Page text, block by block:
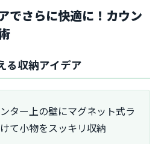
でさらに快適に！カウン
る収納アイデア
ター上の壁にマグネット式ラ
て小物をスッキリ収納